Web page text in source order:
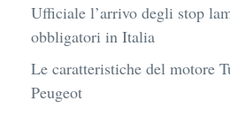
Ufficiale l’arrivo degli stop
obbligatori in Italia
Le caratteristiche del motore
Peugeot